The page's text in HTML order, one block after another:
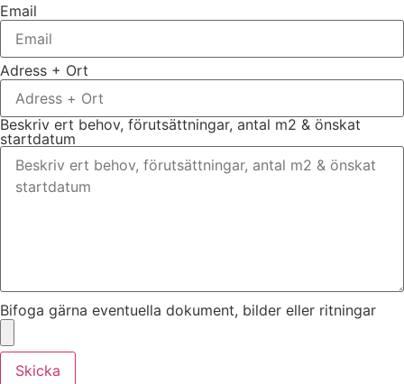
Email
Adress + Ort
Beskriv ert behov, förutsättningar, antal m2 & önskat
startdatum
Bifoga gärna eventuella dokument, bilder eller ritningar
Skicka